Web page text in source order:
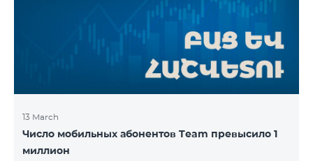
13 March
Число мобильных абонентов Team превысило 1
миллион